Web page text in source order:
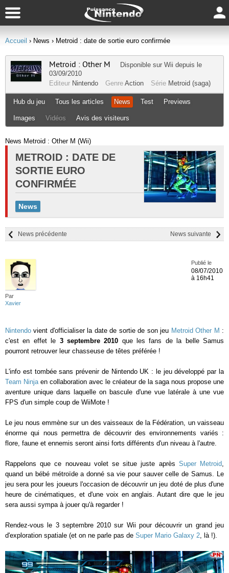
Accueil › News › Metroid : date de sortie euro confirmée
Metroid : Other M Disponible sur Wii depuis le
03/09/2010
Editeur Nintendo Genre Action Série Metroid (saga)
Hub du jeu Tous les articles News Test Previews
Images Vidéos Avis des visiteurs
News Metroid : Other M (Wii)
METROID : DATE DE
SORTIE EURO
CONFIRMÉE
News
News suivante
News précédente
Par
Xavier
Publié le
08/07/2010
à 16h41
Nintendo vient d'officialiser la date de sortie de son jeu Metroid Other M :
c'est en effet le 3 septembre 2010 que les fans de la belle Samus
pourront retrouver leur chasseuse de têtes préférée !
L'info est tombée sans prévenir de Nintendo UK : le jeu développé par la
Team Ninjaen collaboration avec le créateur de la saga nous propose une
aventure unique dans laquelle on bascule d'une vue latérale à une vue
FPS d'un simple coup de WiiMote !
Le jeu nous emmène sur un des vaisseaux de la Fédération, un vaisseau
énorme qui nous permettra de découvrir des environnements variés :
flore, faune et ennemis seront ainsi forts différents d'un niveau à l'autre.
Rappelons que ce nouveau volet se situe juste après Super Metroid,
quand un bébé métroïde a donné sa vie pour sauver celle de Samus. Le
jeu sera pour les joueurs l'occasion de découvrir un jeu doté de plus d'une
heure de cinématiques, et d'une voix en anglais. Autant dire que le jeu
sera aussi sympa à jouer qu'à regarder !
Rendez-vous le 3 septembre 2010 sur Wii pour découvrir un grand jeu
d'exploration spatiale (et on ne parle pas de Super Mario Galaxy 2, là !).